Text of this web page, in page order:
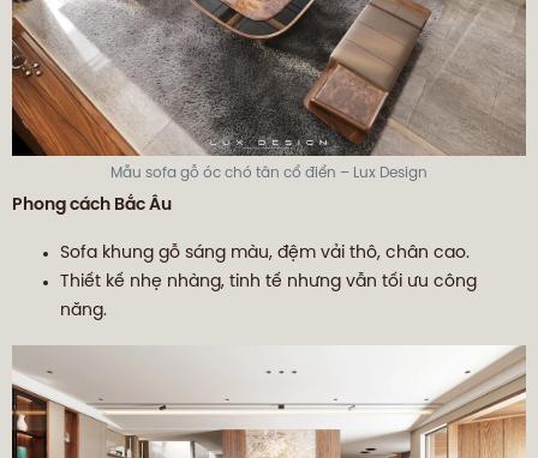
Mẫu sofa gỗ óc chó tân cổ điển – Lux Design
Phong cách Bắc Âu
Sofa khung gỗ sáng màu, đệm vải thô, chân cao.
Thiết kế nhẹ nhàng, tinh tế nhưng vẫn tối ưu công
năng.